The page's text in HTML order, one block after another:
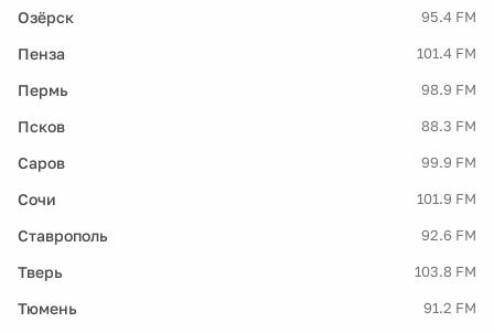
Озёрск 95.4 FM
Пенза 101.4 FM
Пермь 98.9 FM
Псков 88.3 FM
Саров 99.9 FM
Сочи 101.9 FM
Ставрополь 92.6 FM
Тверь 103.8 FM
Тюмень 91.2 FM